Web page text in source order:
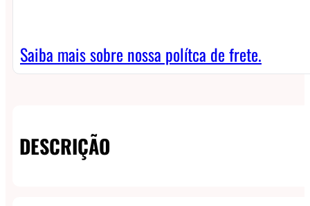
Saiba mais sobre nossa polítca de frete.
DESCRIÇÃO